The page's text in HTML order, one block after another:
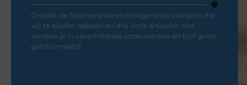
Ontdek de fascinerende en intrigerende verhalen die
wij te bieden hebben en mis onze artikelen niet.
Verdiep je in verschillende onderwerpen en blijf goed
geïnformeerd!